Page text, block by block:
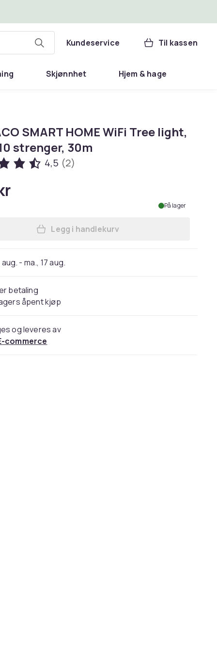
Kundeservice Til kassen
Skjønnhet Hjem & hage
SMART HOME WiFi Tree light,
strenger, 30m
4,5 (2)
På lager
Legg DELTACO SMART HOME
Legg i handlekurv
aug. - ma., 17 aug.
betaling
åpent kjøp
og leveres av
commerce